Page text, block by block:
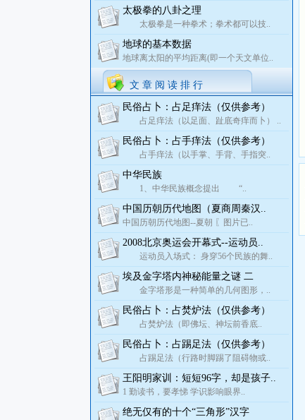
太极拳的八卦之理
太极拳是一种拳术；拳术都可以技..
地球的基本数据
地球离太阳的平均距离(即一个天文单位..
文 章 阅 读 排 行
民俗占卜：占足痒法（仅供参考）
占足痒法（以足面、趾底奇痒而卜） ..
民俗占卜：占手痒法（仅供参考）
占手痒法（以手掌、手背、手指突..
中华民族
1、中华民族概念提出 “..
中国历朝历代地图（夏商周秦汉..
中国历朝历代地图--夏朝 〖图片已..
2008北京奥运会开幕式--运动员..
运动员入场式： 身穿56个民族的舞..
埃及金字塔内神秘能量之谜 二
金字塔形是一种简单的几何图形，..
民俗占卜：占焚炉法（仅供参考）
占焚炉法（即佛坛、神坛前香底..
民俗占卜：占踢足法（仅供参考）
占踢足法（行路时脚踢了阻碍物或..
王阳明家训：短短96字，却是孩子..
1 勤读书，要孝悌 学识影响眼界..
绝无仅有的十个“三角形”汉字